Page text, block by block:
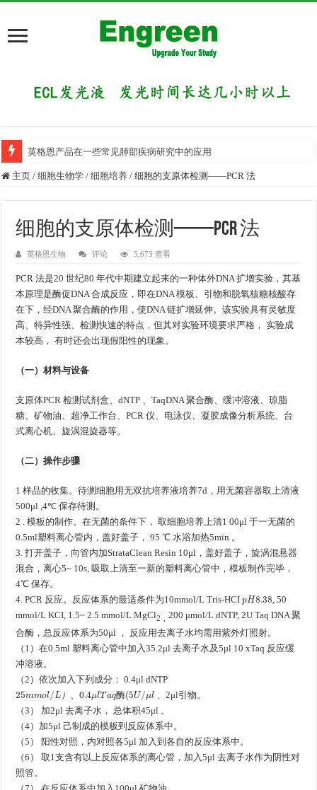
英格恩产品在一些常见肺部疾病研究中的应用
主页 / 细胞生物学 / 细胞培养 / 细胞的支原体检测——PCR 法
细胞的支原体检测——PCR 法
英格恩生物 评论 5,673 查看
PCR 法是20 世纪80 年代中期建立起来的一种体外DNA 扩增实验，其基
本原理是酶促DNA 合成反应，即在DNA 模板、引物和脱氧核糖核酸存
在下，经DNA 聚合酶的作用，使DNA 链扩增延伸。该实验具有灵敏度
高、特异性强、检测快速的特点，但其对实验环境要求严格， 实验成
本较高， 有时还会出现假阳性的现象。
（一）材料与设备
支原体PCR 检测试剂盒、dNTP 、TaqDNA 聚合酶、缓冲溶液、琼脂
糖、矿物油、超净工作台、PCR 仪、电泳仪、凝胶成像分析系统、台
式离心机、旋涡混旋器等。
（二）操作步骤
1 样品的收集。待测细胞用无双抗培养液培养7d，用无菌容器取上清液
500μl ,4℃ 保存待测。
2 . 模板的制作。在无菌的条件下， 取细胞培养上清1 00μl 于一无菌的
0.5ml塑料离心管内，盖好盖子， 95 ℃ 水浴加热5min 。
3. 打开盖子，向管内加StrataClean Resin 10μl，盖好盖子，旋涡混悬器
混合，离心5~ 10s, 吸取上清至一新的塑料离心管中，模板制作完毕，
4℃ 保存。
4. PCR 反应。反应体系的最适条件为10mmol/L Tris-HCI H8.38 , 50
mmol/L KCI, 1.5~ 2.5 mmol/L MgCl2，200 μmol/L dNTP, 2U Taq DNA 聚
合酶，总反应体系为50μl ， 反应用去离子水均需用紫外灯照射。
（1）在0.5ml 塑料离心管中加入35.2μl 去离子水及5μl 10 xTaq 反应缓
冲溶液。
（2）依次加入下列成分： 0.4μl dNTP
） 、 酶
25 l/ L） 0.4 μ Taq 酶(5 U/μl
、2μl引物。
（3） 加2μl 去离子水， 总体积45μl 。
（4）加5μl 己制成的模板到反应体系中。
（5） 阳性对照，内对照各5μl 加入到各自的反应体系中。
（6） 取1支含有以上反应体系的离心管，加入5μl 去离子水作为阴性对
照管。